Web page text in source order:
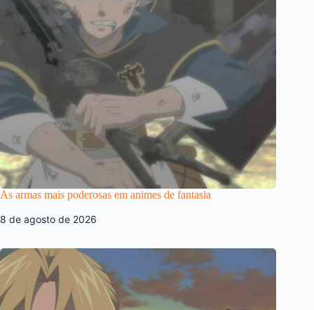
As armas mais poderosas em animes de fantasia
8 de agosto de 2026